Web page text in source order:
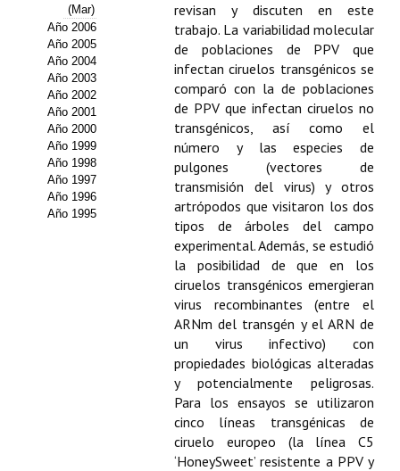
Buscador de Artículos
JORNADAS AIDA
Presentación Jornadas
Comunicaciones
Jornadas PAM 2026
Premio Jóvenes Investigadores
Buscador de Comunicaciones
Buscador de Comunicaciones
(Mar)
Año 2006
Año 2005
Año 2004
Año 2003
Año 2002
Año 2001
Año 2000
Año 1999
Año 1998
Año 1997
Año 1996
Año 1995
revisan y discuten en este
trabajo. La variabilidad molecular
de poblaciones de PPV que
infectan ciruelos transgénicos se
comparó con la de poblaciones
de PPV que infectan ciruelos no
transgénicos, así como el
número y las especies de
pulgones (vectores de
transmisión del virus) y otros
artrópodos que visitaron los dos
tipos de árboles del campo
experimental. Además, se estudió
la posibilidad de que en los
ciruelos transgénicos emergieran
virus recombinantes (entre el
ARNm del transgén y el ARN de
un virus infectivo) con
propiedades biológicas alteradas
y potencialmente peligrosas.
Para los ensayos se utilizaron
cinco líneas transgénicas de
ciruelo europeo (la línea C5
‘HoneySweet’ resistente a PPV y